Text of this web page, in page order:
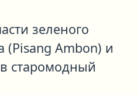
зеленого
(Pisang Ambon) и
старомодный